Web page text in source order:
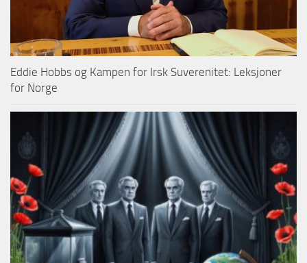
Eddie Hobbs og Kampen for Irsk Suverenitet: Leksjoner
for Norge